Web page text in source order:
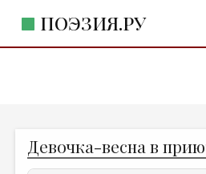
ПОЭЗИЯ.РУ
ЖАНРЫ
Девочка-весна в